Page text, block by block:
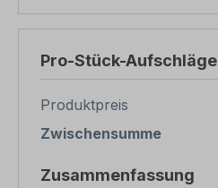
Pro-Stück-Aufschläge
Produktpreis
Zwischensumme
Zusammenfassung